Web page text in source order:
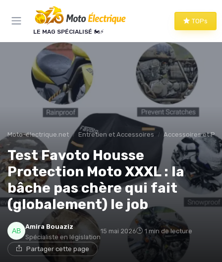
LE MAG SPÉCIALISÉ 🏍️⚡
TOPs
Moto-électrique.net Entretien et Accessoires Accessoires et
Test Favoto Housse
Protection Moto XXXL : la
bâche pas chère qui fait
(globalement) le job
Amira Bouaziz
Spécialiste en législation
15 mai 2026 1 min de lecture
Partager cette page
Panneau de gestion des cookies